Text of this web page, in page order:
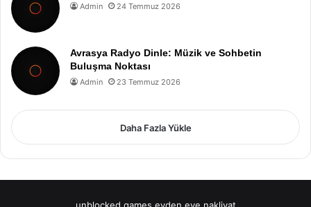
Admin 24 Temmuz 2026
Avrasya Radyo Dinle: Müzik ve Sohbetin
Buluşma Noktası
Admin 23 Temmuz 2026
Daha Fazla Yükle